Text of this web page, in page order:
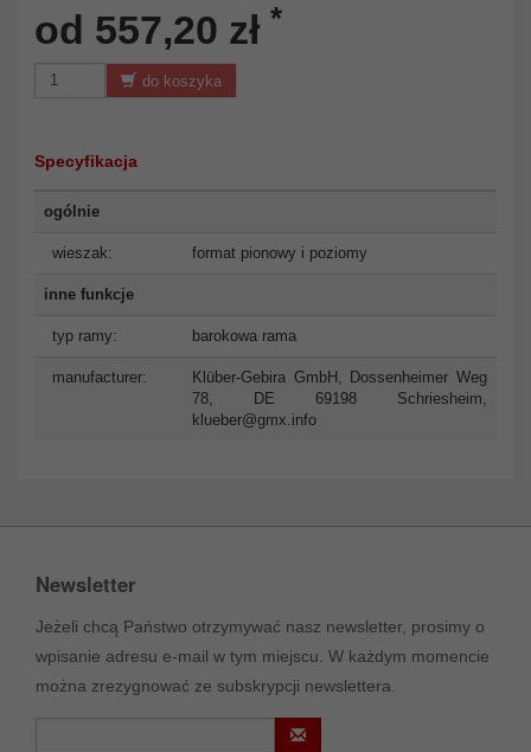
od 557,20 zł *
do koszyka
Specyfikacja
ogólnie
wieszak: format pionowy i poziomy
inne funkcje
typ ramy: barokowa rama
manufacturer:
Klüber-Gebira GmbH, Dossenheimer Weg
78, DE 69198 Schriesheim,
klueber@gmx.info
Newsletter
Jeżeli chcą Państwo otrzymywać nasz newsletter, prosimy o
wpisanie adresu e-mail w tym miejscu. W każdym momencie
można zrezygnować ze subskrypcji newslettera.